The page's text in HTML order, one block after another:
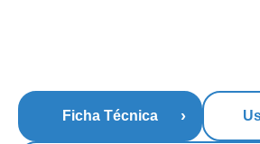
Ficha Técnica